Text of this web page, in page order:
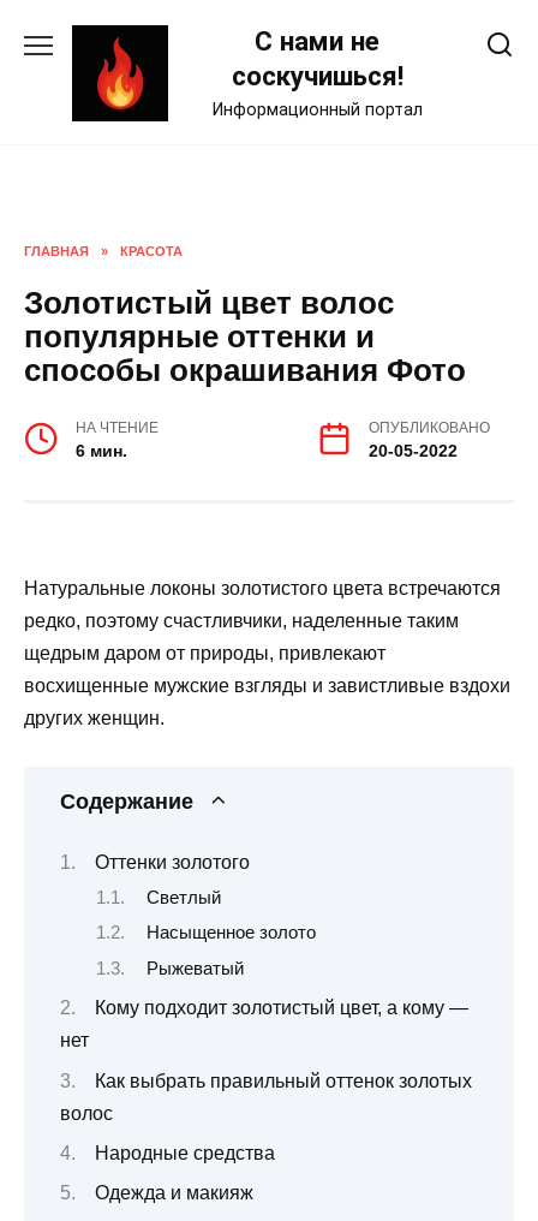
С нами не
соскучишься!
Информационный портал
ГЛАВНАЯ » КРАСОТА
Золотистый цвет волос
популярные оттенки и
способы окрашивания Фото
НА ЧТЕНИЕ
6 мин.
ОПУБЛИКОВАНО
20-05-2022
Натуральные локоны золотистого цвета встречаются
редко, поэтому счастливчики, наделенные таким
щедрым даром от природы, привлекают
восхищенные мужские взгляды и завистливые вздохи
других женщин.
Содержание
Оттенки золотого
Светлый
Насыщенное золото
Рыжеватый
Кому подходит золотистый цвет, а кому —
нет
Как выбрать правильный оттенок золотых
волос
Народные средства
Одежда и макияж